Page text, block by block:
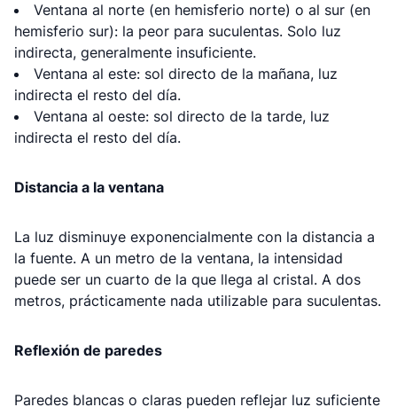
Ventana al norte (en hemisferio norte) o al sur (en
hemisferio sur): la peor para suculentas. Solo luz
indirecta, generalmente insuficiente.
Ventana al este: sol directo de la mañana, luz
indirecta el resto del día.
Ventana al oeste: sol directo de la tarde, luz
indirecta el resto del día.
Distancia a la ventana
La luz disminuye exponencialmente con la distancia a
la fuente. A un metro de la ventana, la intensidad
puede ser un cuarto de la que llega al cristal. A dos
metros, prácticamente nada utilizable para suculentas.
Reflexión de paredes
Paredes blancas o claras pueden reflejar luz suficiente